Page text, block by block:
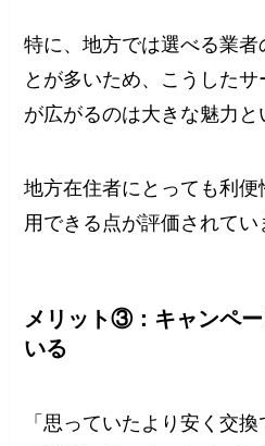
特に、地方では選べる業者
とが多いため、こうした
が広がるのは大きな魅力と
地方在住者にとっても利便
用できる点が評価されてい
メリット③：キャンペ
いる
「思っていたより安く交